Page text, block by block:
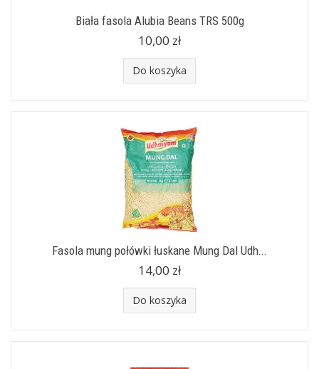
Biała fasola Alubia Beans TRS 500g
10,00 zł
Do koszyka
Fasola mung połówki łuskane Mung Dal Udh...
14,00 zł
Do koszyka